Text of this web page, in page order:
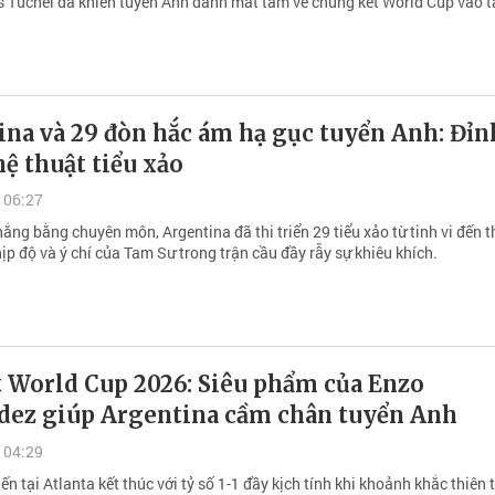
và 29 đòn hắc ám hạ gục tuyển Anh:
thuật tiểu xảo
bằng chuyên môn, Argentina đã thi triển 29 tiểu xảo từ tinh vi đến
độ và ý chí của Tam Sư trong trận cầu đầy rẫy sự khiêu khích.
Cup 2026: Siêu phẩm của Enzo
giúp Argentina cầm chân tuyển Anh
tại Atlanta kết thúc với tỷ số 1-1 đầy kịch tính khi khoảnh khắc thiên